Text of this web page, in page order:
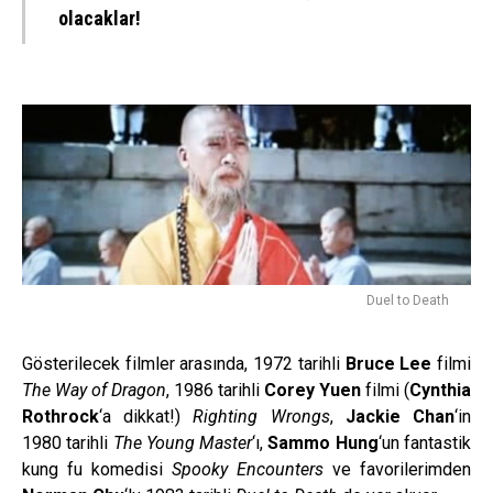
olacaklar!
Duel to Death
Gösterilecek filmler arasında, 1972 tarihli Bruce Lee filmi
The Way of Dragon, 1986 tarihli Corey Yuen filmi (Cynthia
Rothrock‘a dikkat!)Righting Wrongs, Jackie Chan‘in
1980 tarihli The Young Master‘ı,Sammo Hung‘un fantastik
kung fu komedisi Spooky Encounters ve favorilerimden